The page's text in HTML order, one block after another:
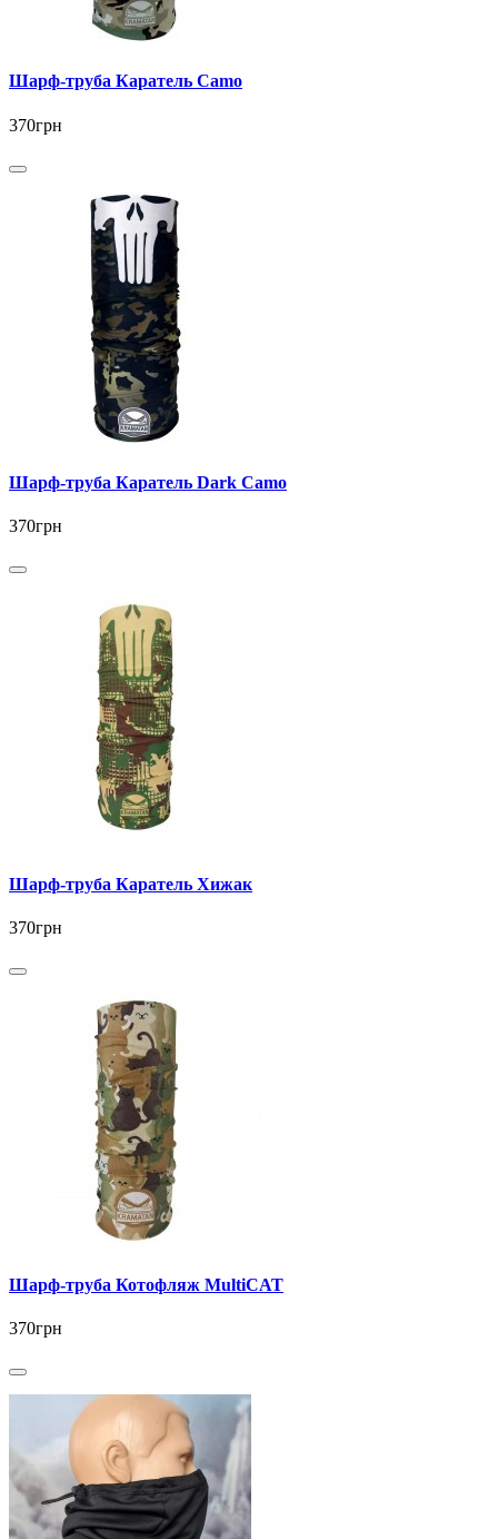
Шарф-труба Каратель Camo
370грн
Шарф-труба Каратель Dark Camo
370грн
Шарф-труба Каратель Хижак
370грн
Шарф-труба Котофляж MultiCAT
370грн